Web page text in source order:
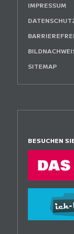
IMPRESSUM
SITEMAP
BESUCHEN